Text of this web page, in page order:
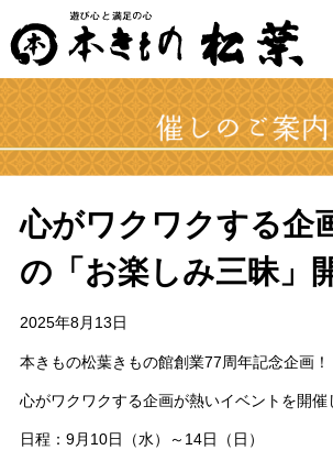
心がワクワクする企
の「お楽しみ三昧」
2025年8月13日
本きもの松葉きもの館創業77周年記念企画！
心がワクワクする企画が熱いイベントを開催
日程：9月10日（水）～14日（日）